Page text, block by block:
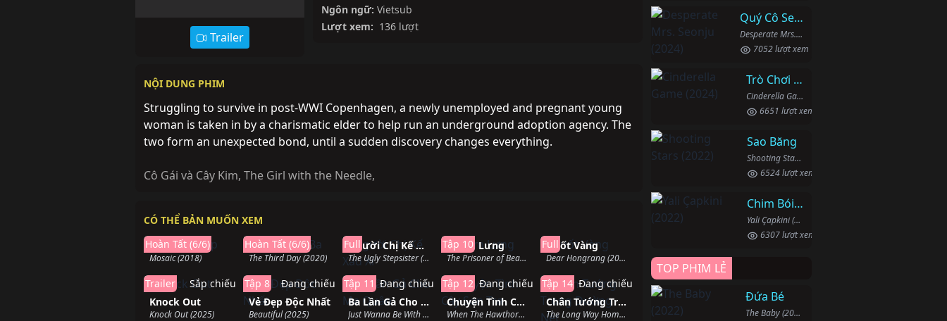
Trailer
Ngôn ngữ: Vietsub
Lượt xem: 136 lượt
NỘI DUNG PHIM
Struggling to survive in post-WWI Copenhagen, a newly unemployed and pregnant young
woman is taken in by a charismatic elder to help run an underground adoption agency. The
two form an unexpected bond, until a sudden discovery changes everything.
Cô Gái và Cây Kim, The Girl with the Needle,
CÓ THỂ BẢN MUỐN XEM
Mảnh Ghép
Mosaic (2018)
Hoàn Tất (6/6)
Hoàn thành
Ngày Thứ Ba
The Third Day (2020)
Hoàn Tất (6/6)
Người Chị Kế Xấu Xí
The Ugly Stepsister (2025)
Full
Khom Lưng
The Prisoner of Beauty (2025)
Tập 10
Nuốt Vàng
Dear Hongrang (2025)
Full
Knock Out
Knock Out (2025)
Trailer
Sắp chiếu
Vẻ Đẹp Độc Nhất
Beautiful (2025)
Tập 8
Đang chiếu
Ba Lần Gả Cho Ma Quân
Just Wanna Be With You (2025)
Tập 11 Đang chiếu
Chuyện Tình Cây Sơn Tra
When The Hawthorn Blooms (2025)
Tập 12 Đang chiếu
Chân Tướng Trong Đường Nét
The Long Way Home (2025)
Tập 14 Đang chiếu
Quý Cô Seon Ju Phục Thù
Desperate Mrs. Seonju (2024)
7052 lượt xem
Trò Chơi Lọ Lem
Cinderella Game (2024)
6651 lượt xem
Sao Băng
Shooting Stars (2022)
6524 lượt xem
Chim Bói Cá
Yali Çapkini (2022)
6307 lượt xem
TOP PHIM LẺ
Đứa Bé
The Baby (2022)